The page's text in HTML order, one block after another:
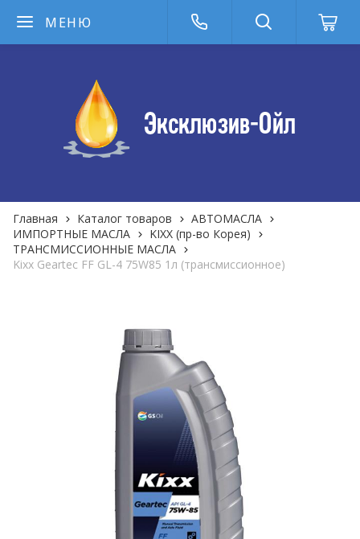
МЕНЮ
Главная Каталог товаров
АВТОМАСЛА
ИМПОРТНЫЕ МАСЛА
KIXX (пр-во Корея)
ТРАНСМИССИОННЫЕ МАСЛА
Kixx Geartec FF GL-4 75W85 1л (трансмиссионное)